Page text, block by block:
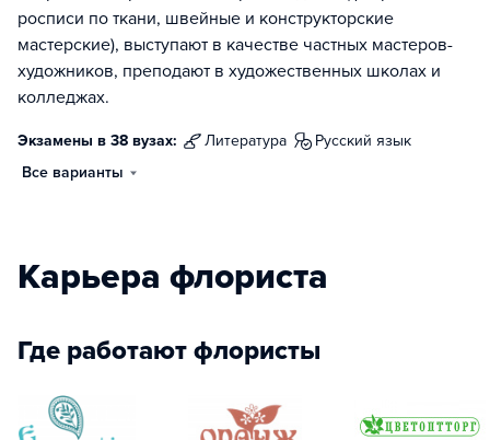
росписи по ткани, швейные и конструкторские
мастерские), выступают в качестве частных мастеров-
художников, преподают в художественных школах и
колледжах.
Экзамены в 38 вузах: литература
русский язык
Все варианты
Карьера флориста
Где работают флористы